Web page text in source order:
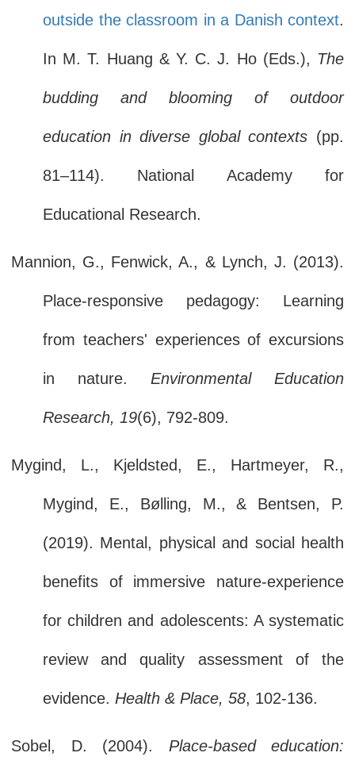
outside the classroom in a Danish context.
In M. T. Huang & Y. C. J. Ho (Eds.), The
budding and blooming of outdoor
education in diverse global contexts (pp.
81–114). National Academy for
Educational Research.
Mannion, G., Fenwick, A., & Lynch, J. (2013).
Place-responsive pedagogy: Learning
from teachers' experiences of excursions
in nature. Environmental Education
Research, 19(6), 792-809.
Mygind, L., Kjeldsted, E., Hartmeyer, R.,
Mygind, E., Bølling, M., & Bentsen, P.
(2019). Mental, physical and social health
benefits of immersive nature-experience
for children and adolescents: A systematic
review and quality assessment of the
evidence. Health & Place, 58, 102-136.
Sobel, D. (2004). Place-based education: